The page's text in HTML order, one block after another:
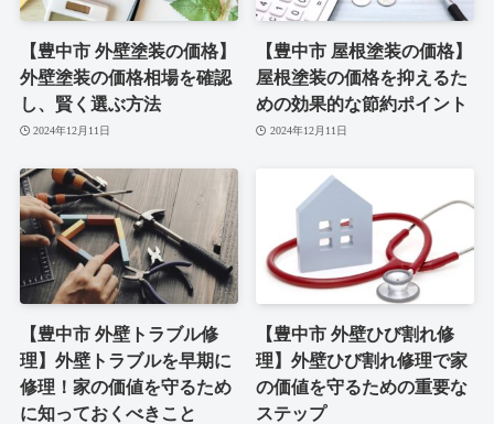
【豊中市 外壁塗装の価格】
外壁塗装の価格相場を確認
し、賢く選ぶ方法
2024年12月11日
【豊中市 屋根塗装の価格】
屋根塗装の価格を抑えるた
めの効果的な節約ポイント
2024年12月11日
【豊中市 外壁トラブル修
理】外壁トラブルを早期に
修理！家の価値を守るため
に知っておくべきこと
【豊中市 外壁ひび割れ修
理】外壁ひび割れ修理で家
の価値を守るための重要な
ステップ